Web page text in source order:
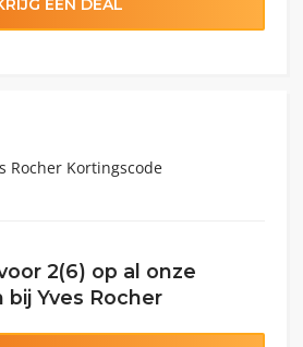
EEN DEAL
2(6) op al onze
Yves Rocher